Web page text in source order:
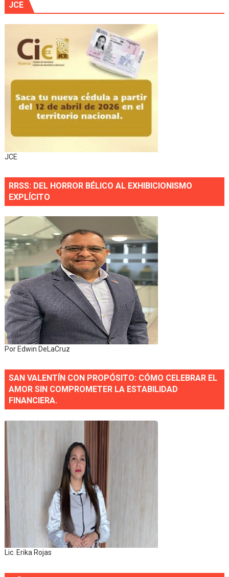
JCE
JCE
RRSS: DEL HORROR BÉLICO AL EXHIBICIONISMO
EXPLÍCITO
Por Edwin DeLaCruz
SAN VALENTÍN CON PROPÓSITO: CÓMO CELEBRAR EL
AMOR SIN COMPROMETER LA ESTABILIDAD
FINANCIERA.
Lic. Erika Rojas